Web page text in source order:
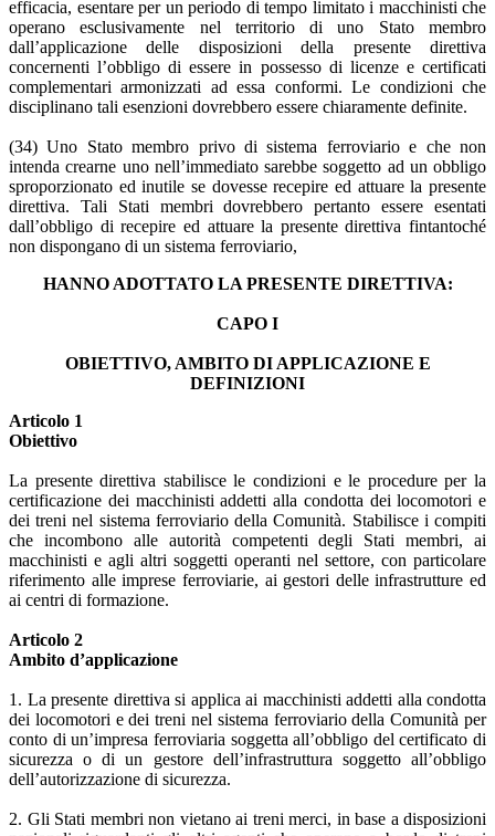
efficacia, esentare per un periodo di tempo limitato i macchinisti che
operano esclusivamente nel territorio di uno Stato membro
dall’applicazione delle disposizioni della presente direttiva
concernenti l’obbligo di essere in possesso di licenze e certificati
complementari armonizzati ad essa conformi. Le condizioni che
disciplinano tali esenzioni dovrebbero essere chiaramente definite.
(34) Uno Stato membro privo di sistema ferroviario e che non
intenda crearne uno nell’immediato sarebbe soggetto ad un obbligo
sproporzionato ed inutile se dovesse recepire ed attuare la presente
direttiva. Tali Stati membri dovrebbero pertanto essere esentati
dall’obbligo di recepire ed attuare la presente direttiva fintantoché
non dispongano di un sistema ferroviario,
HANNO ADOTTATO LA PRESENTE DIRETTIVA:
CAPO I
OBIETTIVO, AMBITO DI APPLICAZIONE E
DEFINIZIONI
Articolo 1
Obiettivo
La presente direttiva stabilisce le condizioni e le procedure per la
certificazione dei macchinisti addetti alla condotta dei locomotori e
dei treni nel sistema ferroviario della Comunità. Stabilisce i compiti
che incombono alle autorità competenti degli Stati membri, ai
macchinisti e agli altri soggetti operanti nel settore, con particolare
riferimento alle imprese ferroviarie, ai gestori delle infrastrutture ed
ai centri di formazione.
Articolo 2
Ambito d’applicazione
1. La presente direttiva si applica ai macchinisti addetti alla condotta
dei locomotori e dei treni nel sistema ferroviario della Comunità per
conto di un’impresa ferroviaria soggetta all’obbligo del certificato di
sicurezza o di un gestore dell’infrastruttura soggetto all’obbligo
dell’autorizzazione di sicurezza.
2. Gli Stati membri non vietano ai treni merci, in base a disposizioni